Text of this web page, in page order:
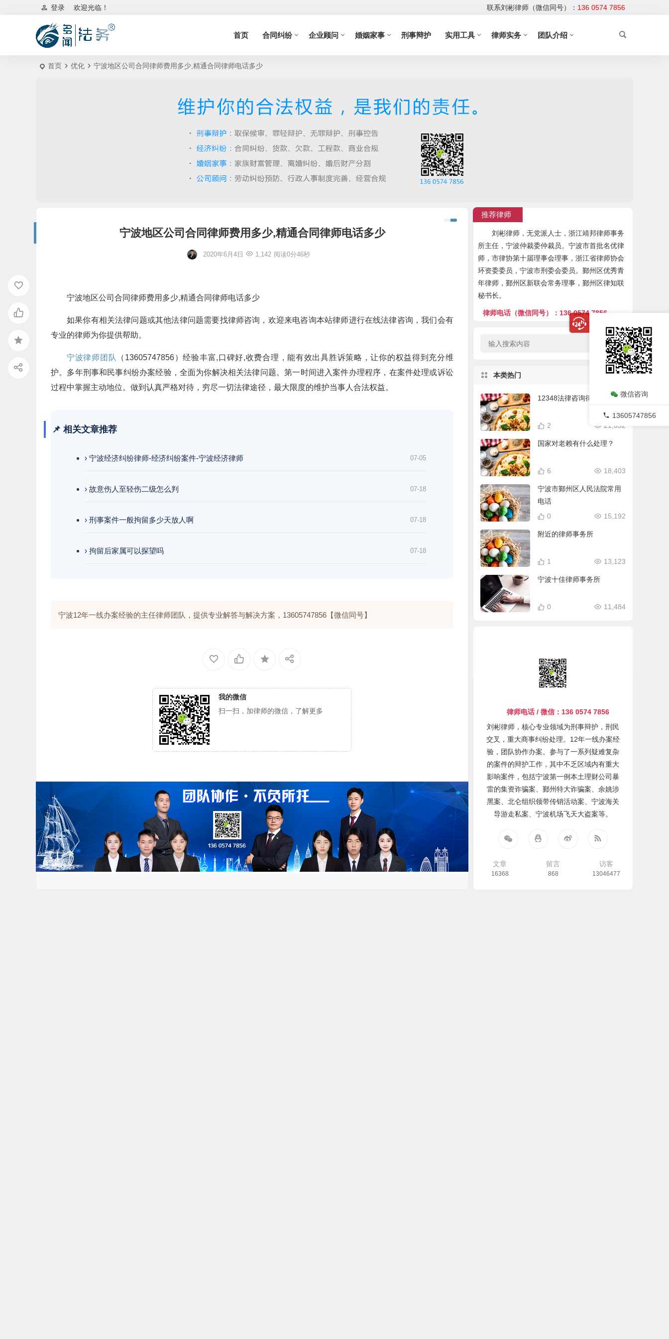
欢迎光临！
登录 联系刘彬律师（微信同号）： 136 0574 7856
首页 合同纠纷 企业顾问 婚姻家事 刑事辩护 实用工具 律师实务 团队介绍
首页 优化 宁波地区公司合同律师费用多少,精通合同律师电话多少
宁波地区公司合同律师费用多少,精通合同律师电话多少
2020年6月4日 1,142 阅读0分46秒
宁波地区公司合同律师费用多少,精通合同律师电话多少
如果你有相关法律问题或其他法律问题需要找律师咨询，欢迎来电咨询本站律师进行在线法律咨询，我们会有
专业的律师为你提供帮助。
宁波律师团队
（13605747856）经验丰富,口碑好,收费合理，能有效出具胜诉策略，让你的权益得到充分维
护。多年刑事和民事纠纷办案经验，全面为你解决相关法律问题。第一时间进入案件办理程序，在案件处理或诉讼
过程中掌握主动地位。做到认真严格对待，穷尽一切法律途径，最大限度的维护当事人合法权益。
📌 相关文章推荐
› 宁波经济纠纷律师-经济纠纷案件-宁波经济律师 07-05
› 故意伤人至轻伤二级怎么判 07-18
› 刑事案件一般拘留多少天放人啊 07-18
› 拘留后家属可以探望吗 07-18
宁波12年一线办案经验的主任律师团队，提供专业解答与解决方案，13605747856【微信同号】
我的微信
扫一扫，加律师的微信，了解更多
推荐律师
刘彬律师，无党派人士，浙江靖邦律师事务
所主任，宁波仲裁委仲裁员。宁波市首批名优律
师，市律协第十届理事会理事，浙江省律师协会
环资委委员，宁波市刑委会委员。鄞州区优秀青
年律师，鄞州区新联会常务理事，鄞州区律知联
秘书长。
律师电话（微信同号）：136 0574 7856
本类热门
12348法律咨询律师在线
21,632
2
国家对老赖有什么处理？
18,403
6
宁波市鄞州区人民法院常用
电话
15,192
0
附近的律师事务所
13,123
1
宁波十佳律师事务所
11,484
0
律师电话 / 微信：136 0574 7856
刘彬律师，核心专业领域为刑事辩护，刑民
交叉，重大商事纠纷处理。12年一线办案经
验，团队协作办案。参与了一系列疑难复杂
的案件的辩护工作，其中不乏区域内有重大
影响案件，包括宁波第一例本土理财公司暴
雷的集资诈骗案、鄞州特大诈骗案、余姚涉
黑案、北仑组织领带传销活动案、宁波海关
导游走私案、宁波机场飞天大盗案等。
文章
16368
留言
868
访客
13046477
微信咨询
13605747856